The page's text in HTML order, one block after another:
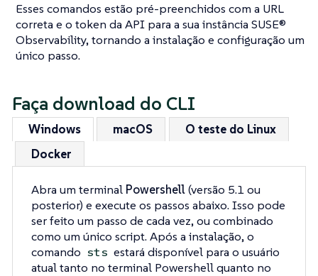
Esses comandos estão pré-preenchidos com a URL
correta e o token da API para a sua instância SUSE®
Observability, tornando a instalação e configuração um
único passo.
Faça download do CLI
Windows macOS
O teste do Linux
Docker
Abra um terminal Powershell(versão 5.1 ou
posterior) e execute os passos abaixo. Isso pode
ser feito um passo de cada vez, ou combinado
como um único script. Após a instalação, o
comando sts estará disponível para o usuário
atual tanto no terminal Powershell quanto no